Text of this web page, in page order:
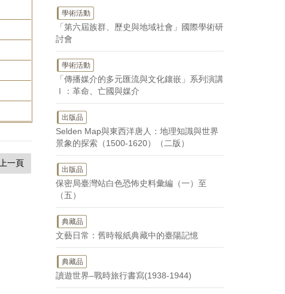
一頁
學術活動
「第六屆族群、歷史與地域社會」國際學術研
討會
學術活動
「傳播媒介的多元匯流與文化鑲嵌」系列演講
Ⅰ：革命、亡國與媒介
出版品
Selden Map與東西洋唐人：地理知識與世界
景象的探索（1500-1620）（二版）
出版品
保密局臺灣站白色恐怖史料彙編（一）至
（五）
典藏品
文藝日常：舊時報紙典藏中的臺陽記憶
典藏品
讀遊世界–戰時旅行書寫(1938-1944)